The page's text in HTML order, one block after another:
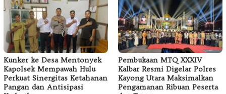
Kunker ke Desa Mentonyek
Kapolsek Mempawah Hulu
Perkuat Sinergitas Ketahanan
Pangan dan Antisipasi
Pembukaan MTQ XXXIV
Kalbar Resmi Digelar Polres
Kayong Utara Maksimalkan
Pengamanan Ribuan Peserta